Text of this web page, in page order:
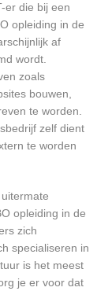
er die bij een
opleiding in de
af
wordt.
zoals
bouwen,
te worden.
zelf dient
te worden
opleiding in de
zich
specialiseren in
is het meest
je er voor dat